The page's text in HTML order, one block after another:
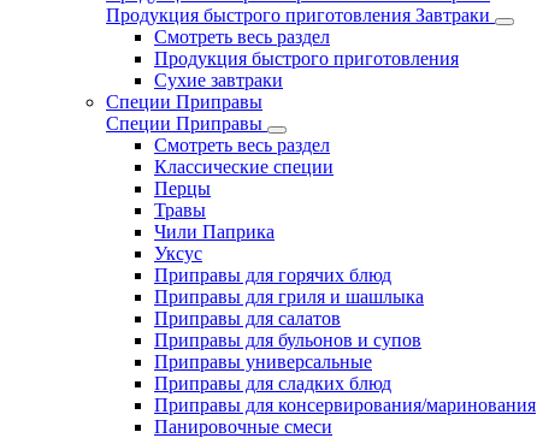
Продукция быстрого приготовления Завтраки
Смотреть весь раздел
Продукция быстрого приготовления
Сухие завтраки
Специи Приправы
Специи Приправы
Смотреть весь раздел
Классические специи
Перцы
Травы
Чили Паприка
Уксус
Приправы для горячих блюд
Приправы для гриля и шашлыка
Приправы для салатов
Приправы для бульонов и супов
Приправы универсальные
Приправы для сладких блюд
Приправы для консервирования/маринования
Панировочные смеси